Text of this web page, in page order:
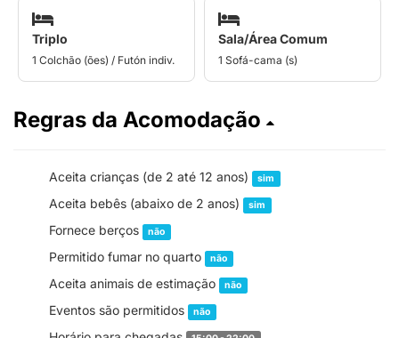
Triplo
1 Colchão (ões) / Futón indiv.
Sala/Área Comum
1 Sofá-cama (s)
Regras da Acomodação
Aceita crianças (de 2 até 12 anos) sim
Aceita bebês (abaixo de 2 anos) sim
Fornece berços não
Permitido fumar no quarto não
Aceita animais de estimação não
Eventos são permitidos não